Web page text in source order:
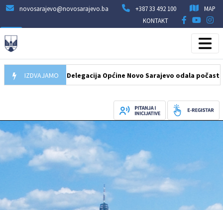
novosarajevo@novosarajevo.ba +387 33 492 100
MAP
KONTAKT
IZDVAJAMO
Delegacija Općine Novo Sarajevo odala počast šehidima